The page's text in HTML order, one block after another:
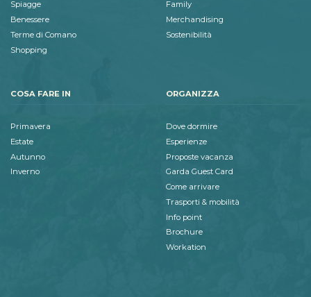
Spiagge
Benessere
Terme di Comano
Shopping
Family
Merchandising
Sostenibilità
COSA FARE IN
Primavera
Estate
Autunno
Inverno
ORGANIZZA
Dove dormire
Esperienze
Proposte vacanza
Garda Guest Card
Come arrivare
Trasporti & mobilità
Info point
Brochure
Workation